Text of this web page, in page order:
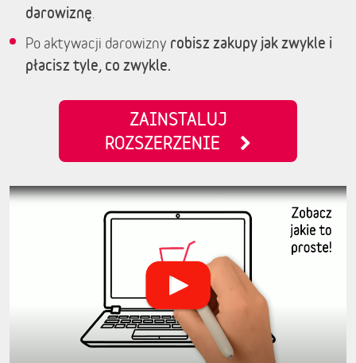
darowiznę
Po aktywacji darowizny robisz zakupy jak zwykle i
płacisz tyle, co zwykle.
ZAINSTALUJ
ROZSZERZENIE